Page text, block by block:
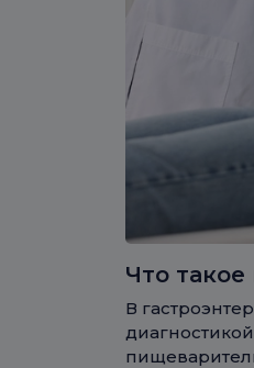
Что такое
В